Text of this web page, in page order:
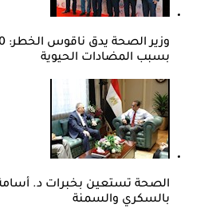
بسبب المضادات الحيوية
الصحة تستعين بخبرات د.
بالسكري والسمنة